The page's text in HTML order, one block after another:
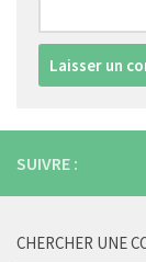
SUIVRE :
CHERCHER UNE